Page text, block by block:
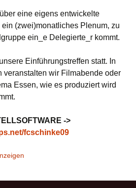
eine eigens entwickelte
ein (zwei)monatliches Plenum, zu
ein_e Delegierte_r kommt.
Einführungstreffen statt. In
veranstalten wir Filmabende oder
Essen, wie es produziert wird
->
fcschinke09